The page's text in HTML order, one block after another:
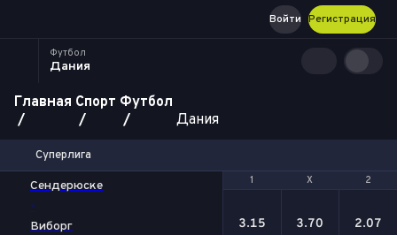
Регистрация
Войти
Футбол
Дания
Главная Спорт Футбол
Дания
Суперлига
1 Х 2
Сендерюске
-
Виборг
1 Х 2
3.15 3.70 2.07